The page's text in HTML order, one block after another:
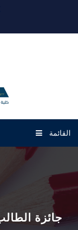
القائمة
جائزة